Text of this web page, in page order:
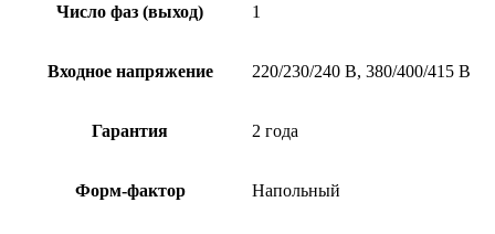
Число фаз (выход) 1
Входное напряжение 220/230/240 В, 380/400/415 В
Гарантия 2 года
Форм-фактор Напольный